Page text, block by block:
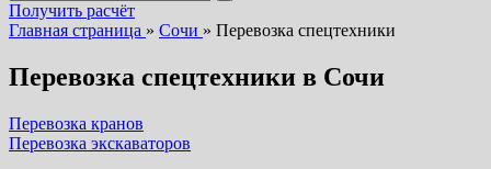
Получить расчёт
Главная страница » Сочи » Перевозка спецтехники
Перевозка спецтехники в Сочи
Перевозка кранов
Перевозка экскаваторов